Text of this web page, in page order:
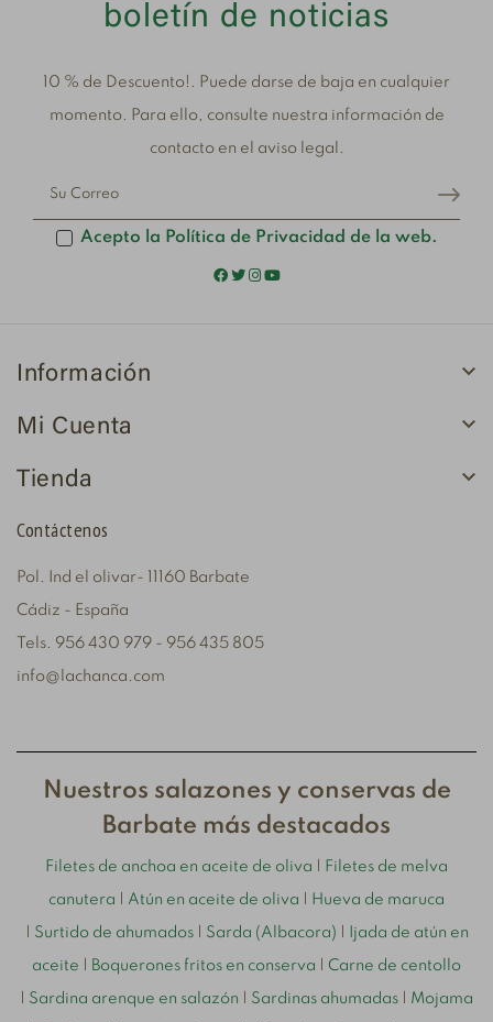
boletín de noticias
10 % de Descuento!. Puede darse de baja en cualquier
momento. Para ello, consulte nuestra información de
contacto en el aviso legal.
Acepto la Política de Privacidad de la web.
Información 
Mi Cuenta 
Tienda 
Contáctenos
Pol. Ind el olivar- 11160 Barbate
Cádiz - España
Tels. 956 430 979 - 956 435 805
info@lachanca.com
Nuestros salazones y conservas de
Barbate más destacados
Filetes de anchoa en aceite de oliva Filetes de melva
canutera Atún en aceite de oliva Hueva de maruca
Surtido de ahumados| Sarda (Albacora) Ijada de atún en
aceite Boquerones fritos en conserva Carne de centollo
Sardina arenque en salazón Sardinas ahumadas Mojama